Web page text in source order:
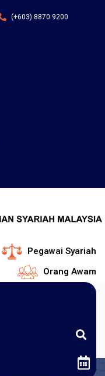
(+603) 8870 9200
Pegawai Syariah
Orang Awam